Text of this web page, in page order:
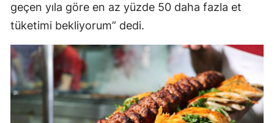
geçen yıla göre en az yüzde 50 daha fazla et
tüketimi bekliyorum” dedi.